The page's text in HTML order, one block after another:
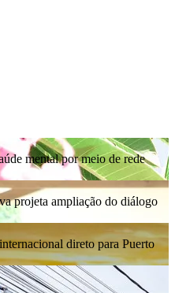
mental por meio de rede
projeta ampliação do diálogo
direto para Puerto